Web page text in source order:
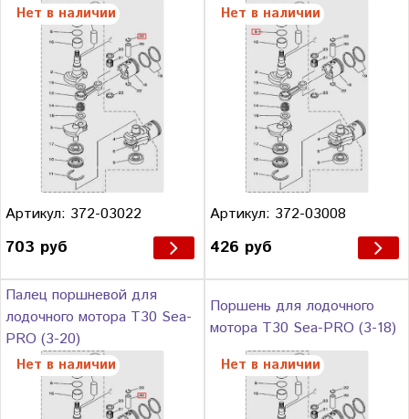
Нет в наличии
Артикул: 372-03022
703 руб
Нет в наличии
Артикул: 372-03008
426 руб
Палец поршневой для
лодочного мотора Т30 Sea-
PRO (3-20)
Нет в наличии
Поршень для лодочного
мотора Т30 Sea-PRO (3-18)
Нет в наличии